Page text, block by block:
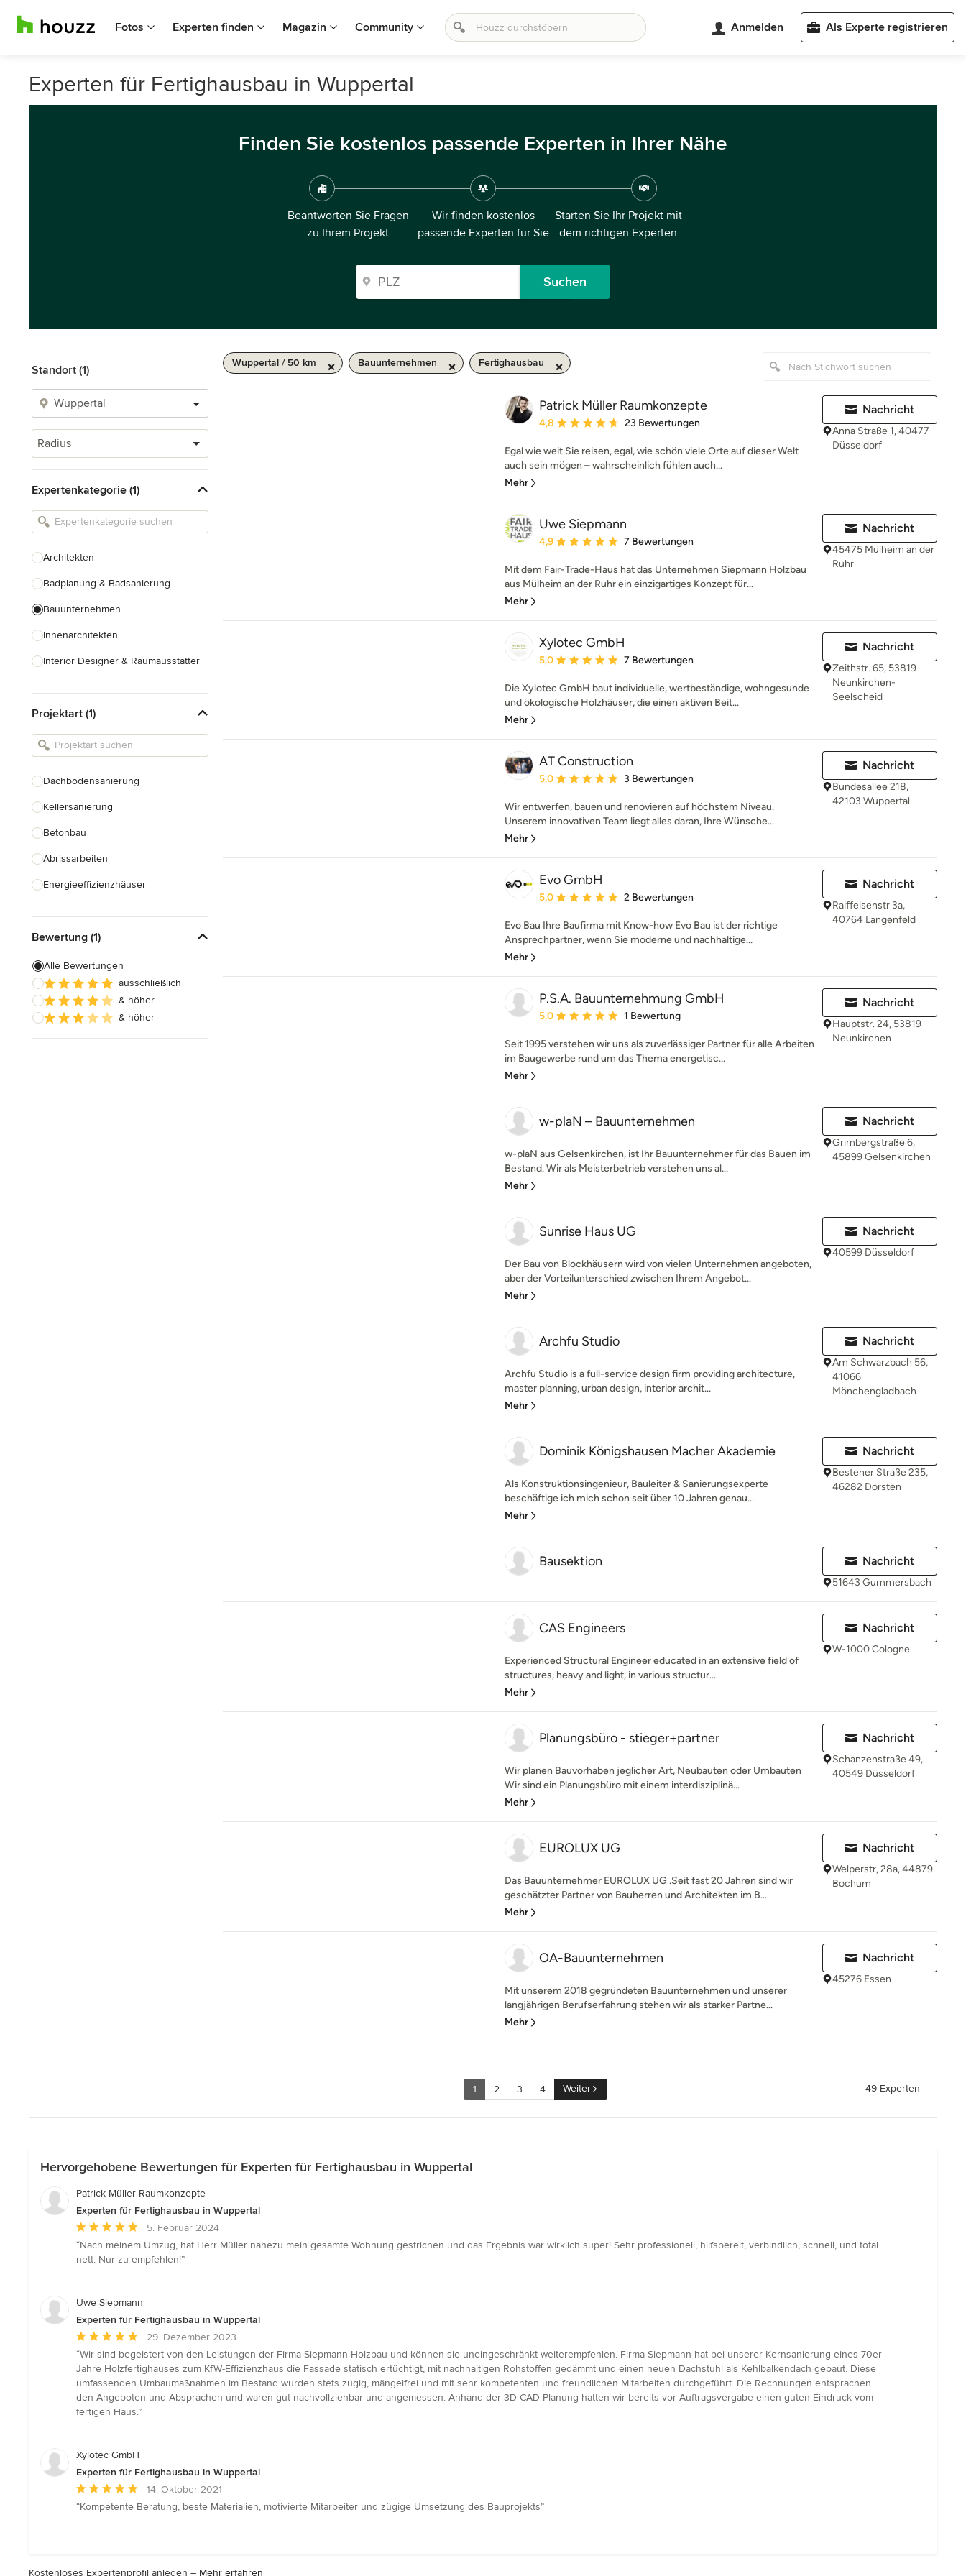
Fotos Experten finden Magazin Community Anmelden Als Experte registrieren
Experten für Fertighausbau in Wuppertal
Finden Sie kostenlos passende Experten in Ihrer Nähe
Beantworten Sie Fragen
zu Ihrem Projekt
Wir finden kostenlos
passende Experten für Sie
Starten Sie Ihr Projekt mit
dem richtigen Experten
Suchen
Standort (1)
Radius
Expertenkategorie (1)
Architekten
Badplanung & Badsanierung
Bauunternehmen
Innenarchitekten
Interior Designer & Raumausstatter
Landschaftsarchitekten
Armaturen & Sanitärbedarf
Projektart (1)
Dachbodensanierung
Kellersanierung
Betonbau
Abrissarbeiten
Energieeffizienzhäuser
Garagenbau
Nachhaltiges Bauen
Hausanbau
Hauserweiterungen
Bewertung (1)
Alle Bewertungen
ausschließlich
& höher
& höher
Wuppertal / 50 km Bauunternehmen Fertighausbau
Patrick Müller Raumkonzepte
Durchschnittliche Bewertung: 4.8 von 5 Sternen
4,8 23 Bewertungen
Egal wie weit Sie reisen, egal, wie schön viele Orte auf dieser Welt
auch sein mögen – wahrscheinlich fühlen auch...
Mehr
Nachricht
Anna Straße 1, 40477
Düsseldorf
Uwe Siepmann
Durchschnittliche Bewertung: 4.9 von 5 Sternen
4,9 7 Bewertungen
Mit dem Fair-Trade-Haus hat das Unternehmen Siepmann Holzbau
aus Mülheim an der Ruhr ein einzigartiges Konzept für...
Mehr
Nachricht
45475 Mülheim an der
Ruhr
Xylotec GmbH
Durchschnittliche Bewertung: 5 von 5 Sternen
5,0 7 Bewertungen
Die Xylotec GmbH baut individuelle, wertbeständige, wohngesunde
und ökologische Holzhäuser, die einen aktiven Beit...
Mehr
Nachricht
Zeithstr. 65, 53819
Neunkirchen-
Seelscheid
AT Construction
Durchschnittliche Bewertung: 5 von 5 Sternen
5,0 3 Bewertungen
Wir entwerfen, bauen und renovieren auf höchstem Niveau.
Unserem innovativen Team liegt alles daran, Ihre Wünsche...
Mehr
Nachricht
Bundesallee 218,
42103 Wuppertal
Evo GmbH
Durchschnittliche Bewertung: 5 von 5 Sternen
5,0 2 Bewertungen
Evo Bau Ihre Baufirma mit Know-how Evo Bau ist der richtige
Ansprechpartner, wenn Sie moderne und nachhaltige...
Mehr
Nachricht
Raiffeisenstr 3a,
40764 Langenfeld
P.S.A. Bauunternehmung GmbH
Durchschnittliche Bewertung: 5 von 5 Sternen
5,0 1 Bewertung
Seit 1995 verstehen wir uns als zuverlässiger Partner für alle Arbeiten
im Baugewerbe rund um das Thema energetisc...
Mehr
Nachricht
Hauptstr. 24, 53819
Neunkirchen
w-plaN – Bauunternehmen
w-plaN aus Gelsenkirchen, ist Ihr Bauunternehmer für das Bauen im
Bestand. Wir als Meisterbetrieb verstehen uns al...
Mehr
Nachricht
Grimbergstraße 6,
45899 Gelsenkirchen
Sunrise Haus UG
Der Bau von Blockhäusern wird von vielen Unternehmen angeboten,
aber der Vorteilunterschied zwischen Ihrem Angebot...
Mehr
Nachricht
40599 Düsseldorf
Archfu Studio
Archfu Studio is a full-service design firm providing architecture,
master planning, urban design, interior archit...
Mehr
Nachricht
Am Schwarzbach 56,
41066
Mönchengladbach
Dominik Königshausen Macher Akademie
Als Konstruktionsingenieur, Bauleiter & Sanierungsexperte
beschäftige ich mich schon seit über 10 Jahren genau...
Mehr
Nachricht
Bestener Straße 235,
46282 Dorsten
Bausektion Nachricht
51643 Gummersbach
CAS Engineers
Experienced Structural Engineer educated in an extensive field of
structures, heavy and light, in various structur...
Mehr
Nachricht
W-1000 Cologne
Planungsbüro - stieger+partner
Wir planen Bauvorhaben jeglicher Art, Neubauten oder Umbauten
Wir sind ein Planungsbüro mit einem interdisziplinä...
Mehr
Nachricht
Schanzenstraße 49,
40549 Düsseldorf
EUROLUX UG
Das Bauunternehmer EUROLUX UG .Seit fast 20 Jahren sind wir
geschätzter Partner von Bauherren und Architekten im B...
Mehr
Nachricht
Welperstr, 28a, 44879
Bochum
OA-Bauunternehmen
Mit unserem 2018 gegründeten Bauunternehmen und unserer
langjährigen Berufserfahrung stehen wir als starker Partne...
Mehr
Nachricht
45276 Essen
1 2 3 4 Weiter 49 Experten
Hervorgehobene Bewertungen für Experten für Fertighausbau in Wuppertal
Patrick Müller Raumkonzepte
Experten für Fertighausbau in Wuppertal
Durchschnittliche
Bewertung:
5
Sternen
5. Februar 2024
“Nach meinem Umzug, hat Herr Müller nahezu mein gesamte Wohnung gestrichen und das Ergebnis war wirklich super! Sehr professionell, hilfsbereit, verbindlich, schnell, und total
nett. Nur zu empfehlen!”
Uwe Siepmann
Experten für Fertighausbau in Wuppertal
Durchschnittliche
Bewertung:
5
von
5
Sternen
29. Dezember 2023
“Wir sind begeistert von den Leistungen der Firma Siepmann Holzbau und können sie uneingeschränkt weiterempfehlen. Firma Siepmann hat bei unserer Kernsanierung eines 70er
Jahre Holzfertighauses zum KfW-Effizienzhaus die Fassade statisch ertüchtigt, mit nachhaltigen Rohstoffen gedämmt und einen neuen Dachstuhl als Kehlbalkendach gebaut. Diese
umfassenden Umbaumaßnahmen im Bestand wurden stets zügig, mängelfrei und mit sehr kompetenten und freundlichen Mitarbeiten durchgeführt. Die Rechnungen entsprachen
den Angeboten und Absprachen und waren gut nachvollziehbar und angemessen. Anhand der 3D-CAD Planung hatten wir bereits vor Auftragsvergabe einen guten Eindruck vom
fertigen Haus.”
Xylotec GmbH
Experten für Fertighausbau in Wuppertal
Durchschnittliche
Bewertung:
14. Oktober 2021
“Kompetente Beratung, beste Materialien, motivierte Mitarbeiter und zügige Umsetzung des Bauprojekts”
Kostenloses Expertenprofil anlegen – Mehr erfahren